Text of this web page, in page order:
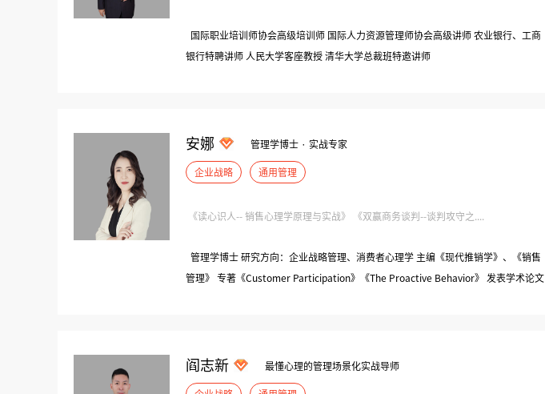
国际职业培训师协会高级培训师 国际人力资源管理师协会高级讲师 农业银行、工商
银行特聘讲师 人民大学客座教授 清华大学总裁班特邀讲师
安娜 管理学博士 · 实战专家
企业战略 通用管理
《读心识人-- 销售心理学原理与实战》 《双赢商务谈判--谈判攻守之....
管理学博士 研究方向：企业战略管理、消费者心理学 主编《现代推销学》、《销售
管理》 专著《Customer Participation》《The Proactive Behavior》 发表学术论文
阎志新 最懂心理的管理场景化实战导师